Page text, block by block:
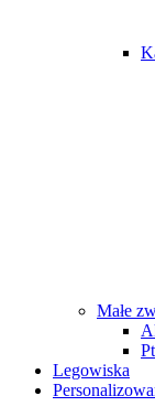
Małe
Legowiska